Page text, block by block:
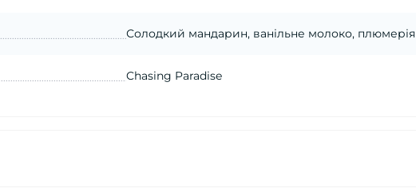
Солодкий мандарин, ванільне молоко, плюмерія
Chasing Paradise